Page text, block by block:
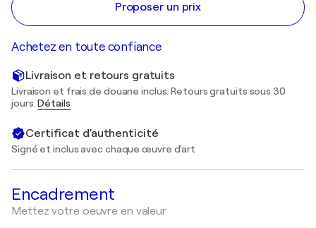
Proposer un prix
Achetez en toute confiance
Livraison et retours gratuits
Livraison et frais de douane inclus. Retours gratuits sous 30
jours.Détails
Certificat d'authenticité
Signé et inclus avec chaque œuvre d'art
Encadrement
Mettez votre oeuvre en valeur